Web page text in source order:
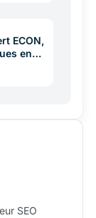
ECON,
en
SEO